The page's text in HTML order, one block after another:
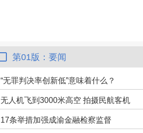
第01版：要闻
“无罪判决率创新低”意味着什么？
无人机飞到3000米高空 拍摄民航客机
17条举措加强成渝金融检察监督